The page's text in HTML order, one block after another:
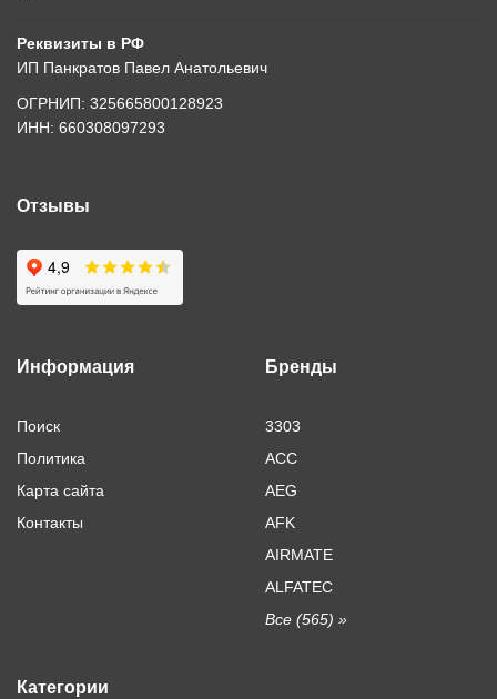
Реквизиты в РФ
ИП Панкратов Павел Анатольевич
ОГРНИП: 325665800128923
ИНН: 660308097293
Отзывы
Информация
Поиск
Политика
Карта сайта
Контакты
Бренды
3303
ACC
AEG
AFK
AIRMATE
ALFATEC
Все (565) »
Категории